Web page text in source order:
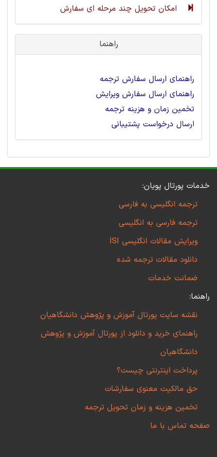
امکان تحویل چند مرحله ای سفارش
راهنما
راهنمای ارسال سفارش ترجمه
راهنمای ارسال سفارش ویرایش
تخمین زمان و هزینه ترجمه
ارسال درخواست پشتیبانی
خدمات پورتال پویان:
ترجمه انگلیسی به فارسی
ترجمه فارسی به انگلیسی
ویرایش مقالات انگلیسی ISI
دانلود مقالات ترجمه شده
ضمانت خدمات
راهنما:
نقشه سایت پورتال آموزش و پژوهش دانشگاهیان
راهنمای خرید و دانلود از پورتال آموزش و پژوهش
دانشگاهیان
پرداخت اینترنتی چیست؟
حق مالکیت معنوی سفارشات
تخمین هزینه و زمان تحویل ترجمه
صفحه تماس با ما